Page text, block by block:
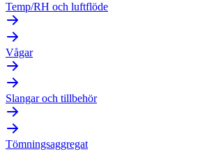
Temp/RH och luftflöde
Vågar
Slangar och tillbehör
Tömningsaggregat